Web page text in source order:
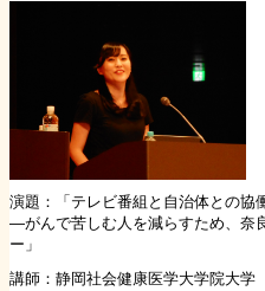
演題：「テレビ番組と自治体との協
―がんで苦しむ人を減らすため、奈
ー」
講師：静岡社会健康医学大学院大